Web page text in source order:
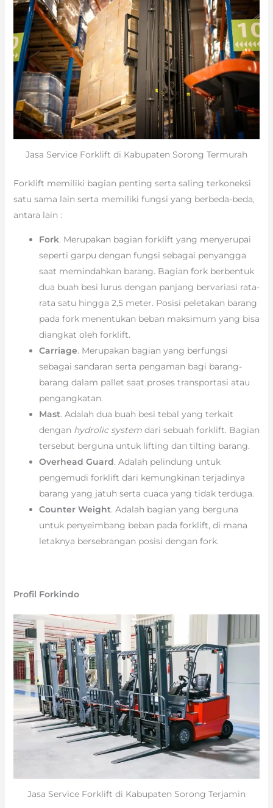
Jasa Service Forklift di Kabupaten Sorong Termurah
Forklift memiliki bagian penting serta saling terkoneksi
satu sama lain serta memiliki fungsi yang berbeda-beda,
antara lain :
Fork. Merupakan bagian forklift yang menyerupai
seperti garpu dengan fungsi sebagai penyangga
saat memindahkan barang. Bagian fork berbentuk
dua buah besi lurus dengan panjang bervariasi rata-
rata satu hingga 2,5 meter. Posisi peletakan barang
pada fork menentukan beban maksimum yang bisa
diangkat oleh forklift.
Carriage. Merupakan bagian yang berfungsi
sebagai sandaran serta pengaman bagi barang-
barang dalam pallet saat proses transportasi atau
pengangkatan.
Mast. Adalah dua buah besi tebal yang terkait
dengan hydrolic systemdari sebuah forklift. Bagian
tersebut berguna untuk lifting dan tilting barang.
Overhead Guard. Adalah pelindung untuk
pengemudi forklift dari kemungkinan terjadinya
barang yang jatuh serta cuaca yang tidak terduga.
Counter Weight. Adalah bagian yang berguna
untuk penyeimbang beban pada forklift, di mana
letaknya bersebrangan posisi dengan fork.
Profil Forkindo
Jasa Service Forklift di Kabupaten Sorong Terjamin